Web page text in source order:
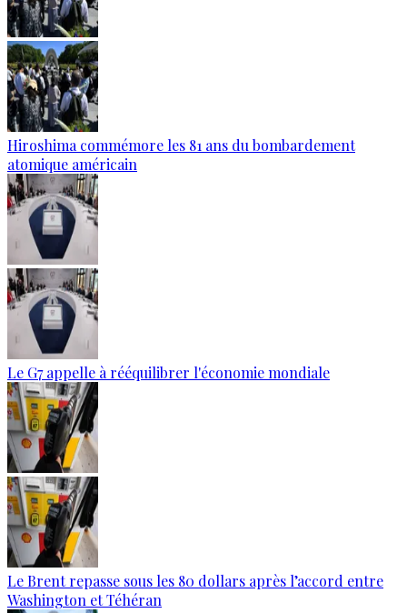
Hiroshima commémore les 81 ans du bombardement
atomique américain
Le G7 appelle à rééquilibrer l'économie mondiale
Le Brent repasse sous les 80 dollars après l’accord entre
Washington et Téhéran